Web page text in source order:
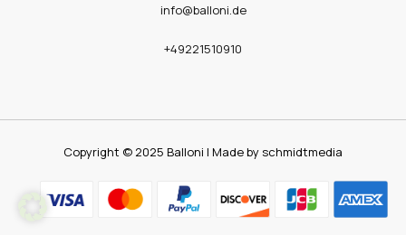
info@balloni.de
+49221510910
Copyright © 2025 Balloni | Made by schmidtmedia